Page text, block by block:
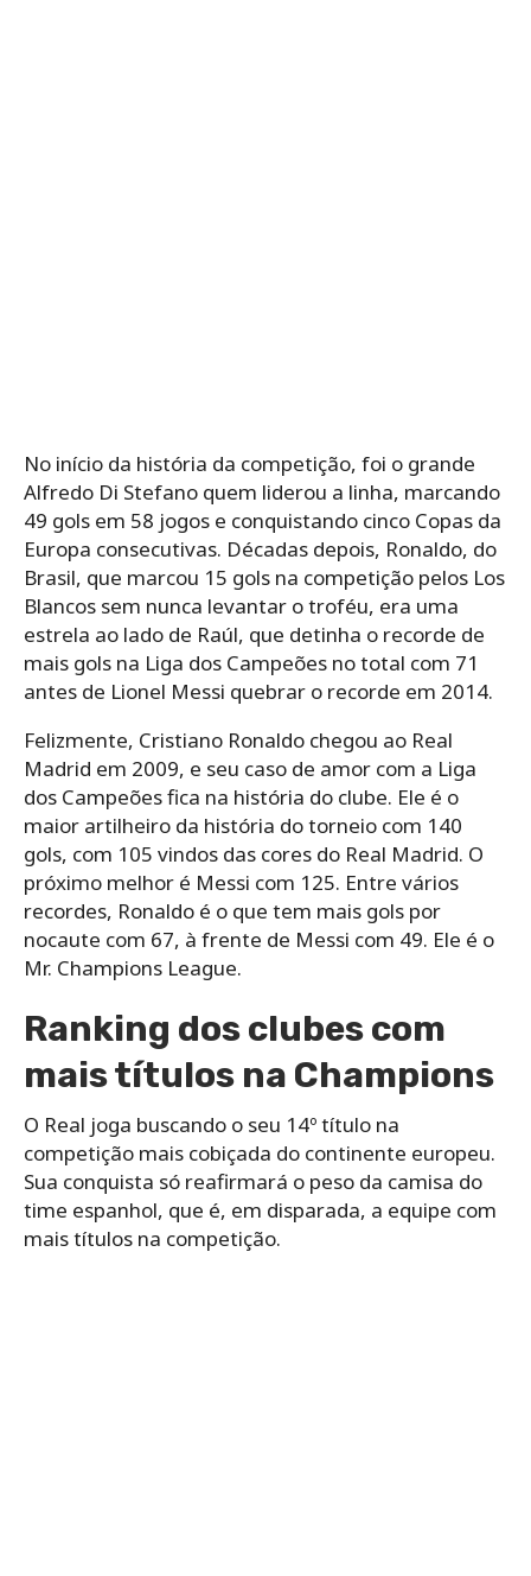
No início da história da competição, foi o grande
Alfredo Di Stefano quem liderou a linha, marcando
49 gols em 58 jogos e conquistando cinco Copas da
Europa consecutivas. Décadas depois, Ronaldo, do
Brasil, que marcou 15 gols na competição pelos Los
Blancos sem nunca levantar o troféu, era uma
estrela ao lado de Raúl, que detinha o recorde de
mais gols na Liga dos Campeões no total com 71
antes de Lionel Messi quebrar o recorde em 2014.
Felizmente, Cristiano Ronaldo chegou ao Real
Madrid em 2009, e seu caso de amor com a Liga
dos Campeões fica na história do clube. Ele é o
maior artilheiro da história do torneio com 140
gols, com 105 vindos das cores do Real Madrid. O
próximo melhor é Messi com 125. Entre vários
recordes, Ronaldo é o que tem mais gols por
nocaute com 67, à frente de Messi com 49. Ele é o
Mr. Champions League.
Ranking dos clubes com
mais títulos na Champions
O Real joga buscando o seu 14º título na
competição mais cobiçada do continente europeu.
Sua conquista só reafirmará o peso da camisa do
time espanhol, que é, em disparada, a equipe com
mais títulos na competição.